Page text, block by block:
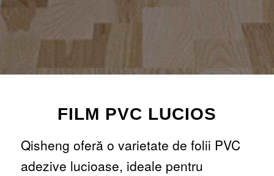
FILM PVC LUCIOS
Qisheng oferă o varietate de folii PVC
adezive lucioase, ideale pentru